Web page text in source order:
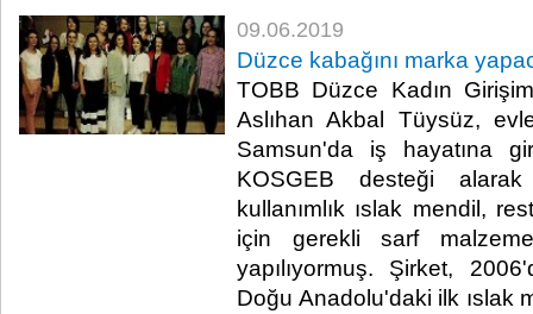
09.06.2019
Düzce kabağını marka
TOBB Düzce Kadın
Aslıhan Akbal Tüysüz,
Samsun'da iş hayatına
KOSGEB desteği
kullanımlık ıslak mendil,
için gerekli sarf
yapılıyormuş. Şirket,
Doğu Anadolu'daki ilk ıslak